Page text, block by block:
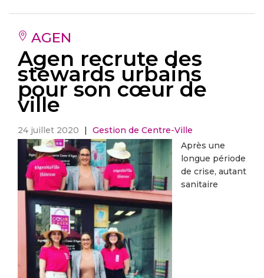
AGEN
Agen recrute des
stewards urbains
pour son cœur de
ville
24 juillet 2020 |
Gestion de Centre-Ville
Après une
longue période
de crise, autant
sanitaire